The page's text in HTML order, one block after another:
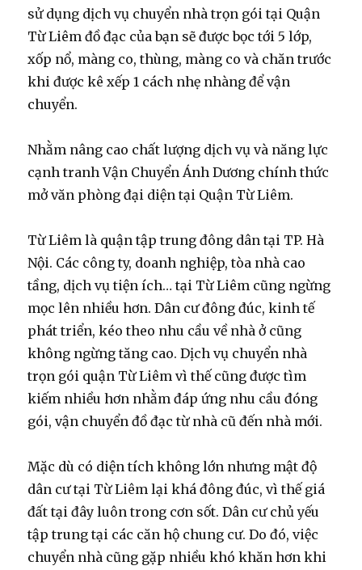
sử dụng dịch vụ chuyển nhà trọn gói tại Quận
Từ Liêm đồ đạc của bạn sẽ được bọc tới 5 lớp,
xốp nổ, màng co, thùng, màng co và chăn trước
khi được kê xếp 1 cách nhẹ nhàng để vận
chuyển.
Nhằm nâng cao chất lượng dịch vụ và năng lực
cạnh tranh Vận Chuyển Ánh Dương chính thức
mở văn phòng đại diện tại Quận Từ Liêm.
Từ Liêm là quận tập trung đông dân tại TP. Hà
Nội. Các công ty, doanh nghiệp, tòa nhà cao
tầng, dịch vụ tiện ích… tại Từ Liêm cũng ngừng
mọc lên nhiều hơn. Dân cư đông đúc, kinh tế
phát triển, kéo theo nhu cầu về nhà ở cũng
không ngừng tăng cao. Dịch vụ chuyển nhà
trọn gói quận Từ Liêm vì thế cũng được tìm
kiếm nhiều hơn nhằm đáp ứng nhu cầu đóng
gói, vận chuyển đồ đạc từ nhà cũ đến nhà mới.
Mặc dù có diện tích không lớn nhưng mật độ
dân cư tại Từ Liêm lại khá đông đúc, vì thế giá
đất tại đây luôn trong cơn sốt. Dân cư chủ yếu
tập trung tại các căn hộ chung cư. Do đó, việc
chuyển nhà cũng gặp nhiều khó khăn hơn khi